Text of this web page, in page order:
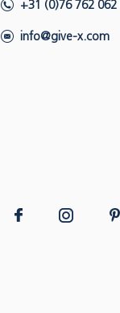
+31 (0)76 762 062
info@give-x.com